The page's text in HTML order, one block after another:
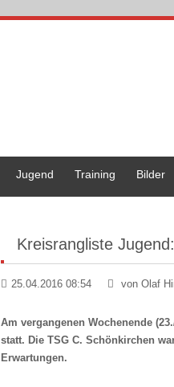
Jugend Training Bilder
Kreisrangliste
25.04.2016 08:54 von Olaf
Am vergangenen Wochenende
statt. Die TSG C. Schönkirchen
Erwartungen.